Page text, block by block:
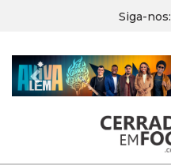
Siga-nos:
Previous